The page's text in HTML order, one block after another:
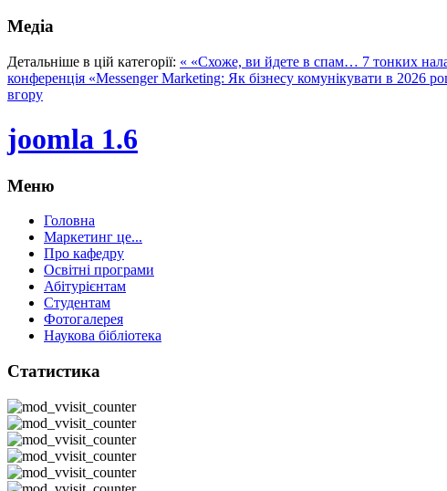
Медіа
Детальніше в цій категорії: « «Схоже, ви йдете в спам… 7 тонких
конференція «Messenger Marketing: Як бізнесу комунікувати в 2026
вгору
joomla 1.6
Меню
Головна
Маркетинг це...
Про кафедру
Освітні програми
Абітурієнтам
Студентам
Фотогалерея
Наукова бібліотека
Статистика